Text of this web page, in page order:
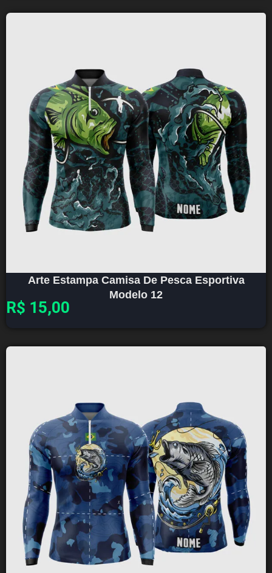
Arte Estampa Camisa De Pesca Esportiva
Modelo 12
R$ 15,00